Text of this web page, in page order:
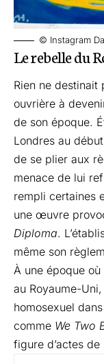
© Instagram
Le rebelle du
Rien ne destinait
ouvrière à
de son époque.
Londres au
de se plier aux
menace de lui
rempli certaines
une œuvre
Diploma.
même son
À une époque
au Royaume-
homosexuel
comme We Two
figure d’actes de